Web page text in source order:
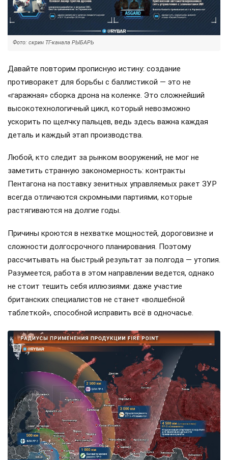
Фото: скрин ТГ-канала РЫБАРЬ
Давайте повторим прописную истину: создание
противоракет для борьбы с баллистикой — это не
«гаражная» сборка дрона на коленке. Это сложнейший
высокотехнологичный цикл, который невозможно
ускорить по щелчку пальцев, ведь здесь важна каждая
деталь и каждый этап производства.
Любой, кто следит за рынком вооружений, не мог не
заметить странную закономерность: контракты
Пентагона на поставку зенитных управляемых ракет ЗУР
всегда отличаются скромными партиями, которые
растягиваются на долгие годы.
Причины кроются в нехватке мощностей, дороговизне и
сложности долгосрочного планирования. Поэтому
рассчитывать на быстрый результат за полгода — утопия.
Разумеется, работа в этом направлении ведется, однако
не стоит тешить себя иллюзиями: даже участие
британских специалистов не станет «волшебной
таблеткой», способной исправить всё в одночасье.